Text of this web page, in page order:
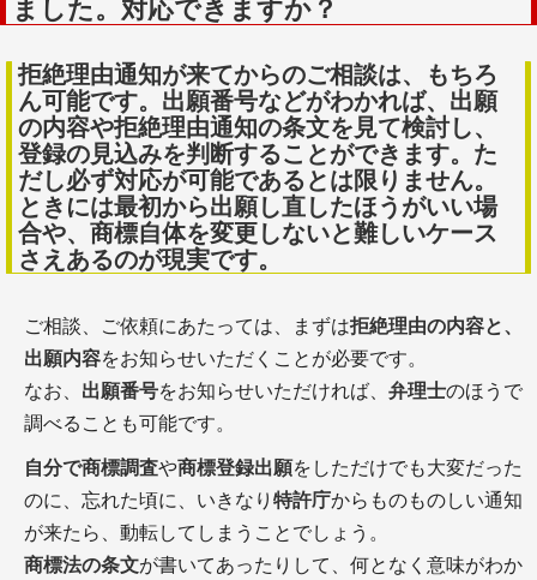
ました。対応できますか？
拒絶理由通知が来てからのご相談は、もちろ
ん可能です。出願番号などがわかれば、出願
の内容や拒絶理由通知の条文を見て検討し、
登録の見込みを判断することができます。た
だし必ず対応が可能であるとは限りません。
ときには最初から出願し直したほうがいい場
合や、商標自体を変更しないと難しいケース
さえあるのが現実です。
ご相談、ご依頼にあたっては、まずは拒絶理由の内容と、
出願内容をお知らせいただくことが必要です。
なお、 出願番号をお知らせいただければ、 弁理士のほうで
調べることも可能です。
自分で商標調査や商標登録出願をしただけでも大変だった
のに、忘れた頃に、いきなり 特許庁からものものしい通知
が来たら、動転してしまうことでしょう。
商標法の条文が書いてあったりして、何となく意味がわか